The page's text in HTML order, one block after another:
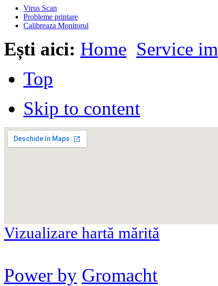
Virus Scan
Probleme printare
Calibreaza Monitorul
Ești aici: Home Service
Top
Skip to content
Vizualizare hartă mărită
Power by Gromacht